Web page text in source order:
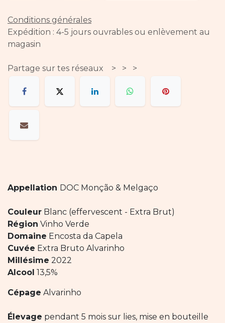
Conditions générales
Expédition : 4-5 jours ouvrables ou enlèvement au
magasin
Partage sur tes réseaux > > >
Appellation DOC Monção & Melgaço
Couleur Blanc (effervescent - Extra Brut)
Région Vinho Verde
Domaine Encosta da Capela
Cuvée Extra Bruto Alvarinho
Millésime 2022
Alcool 13,5%
Cépage Alvarinho
Élevage pendant 5 mois sur lies, mise en bouteille